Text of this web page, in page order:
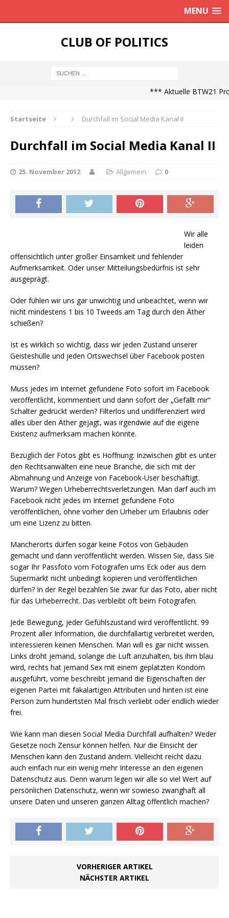
MENU
CLUB OF POLITICS
*** Aktuelle BTW21
Startseite Durchfall im Social Media Kanal II
Durchfall im Social Media Kanal II
25. November 2012 Allgemein 0
Wir alle
leiden
offensichtlich unter großer Einsamkeit und fehlender
Aufmerksamkeit. Oder unser Mitteilungsbedürfnis ist sehr
ausgeprägt.
Oder fühlen wir uns gar unwichtig und unbeachtet, wenn wir
nicht mindestens 1 bis 10 Tweeds am Tag durch den Äther
schießen?
Ist es wirklich so wichtig, dass wir jeden Zustand unserer
Geisteshülle und jeden Ortswechsel über Facebook posten
müssen?
Muss jedes im Internet gefundene Foto sofort im Facebook
veröffentlicht, kommentiert und dann sofort der „Gefällt mir“
Schalter gedrückt werden? Filterlos und undifferenziert wird
alles über den Äther gejagt, was irgendwie auf die eigene
Existenz aufmerksam machen könnte.
Bezüglich der Fotos gibt es Hoffnung: Inzwischen gibt es unter
den Rechtsanwälten eine neue Branche, die sich mit der
Abmahnung und Anzeige von Facebook-User beschäftigt.
Warum? Wegen Urheberrechtsverletzungen. Man darf auch im
Facebook nicht jedes im Internet gefundene Foto
veröffentlichen, ohne vorher den Urheber um Erlaubnis oder
um eine Lizenz zu bitten.
Mancherorts dürfen sogar keine Fotos von Gebäuden
gemacht und dann veröffentlicht werden. Wissen Sie, dass Sie
sogar Ihr Passfoto vom Fotografen ums Eck oder aus dem
Supermarkt nicht unbedingt kopieren und veröffentlichen
dürfen? In der Regel bezahlen Sie zwar für das Foto, aber nicht
für das Urheberrecht. Das verbleibt oft beim Fotografen.
Jede Bewegung, jeder Gefühlszustand wird veröffentlicht. 99
Prozent aller Information, die durchfallartig verbreitet werden,
interessieren keinen Menschen. Man will es gar nicht wissen.
Links droht jemand, solange die Luft anzuhalten, bis ihm blau
wird, rechts hat jemand Sex mit einem geplatzten Kondom
ausgeführt, vorne beschreibt jemand die Eigenschaften der
eigenen Partei mit fäkalartigen Attributen und hinten ist eine
Person zum hundertsten Mal frisch verliebt oder endlich wieder
frei.
Wie kann man diesen Social Media Durchfall aufhalten? Weder
Gesetze noch Zensur können helfen. Nur die Einsicht der
Menschen kann den Zustand ändern. Vielleicht reicht dazu
auch einfach nur ein wenig mehr Interesse an den eigenen
Datenschutz aus. Denn warum legen wir alle so viel Wert auf
persönlichen Datenschutz, wenn wir sowieso zwanghaft all
unsere Daten und unseren ganzen Alltag öffentlich machen?
VORHERIGER ARTIKEL
NÄCHSTER ARTIKEL